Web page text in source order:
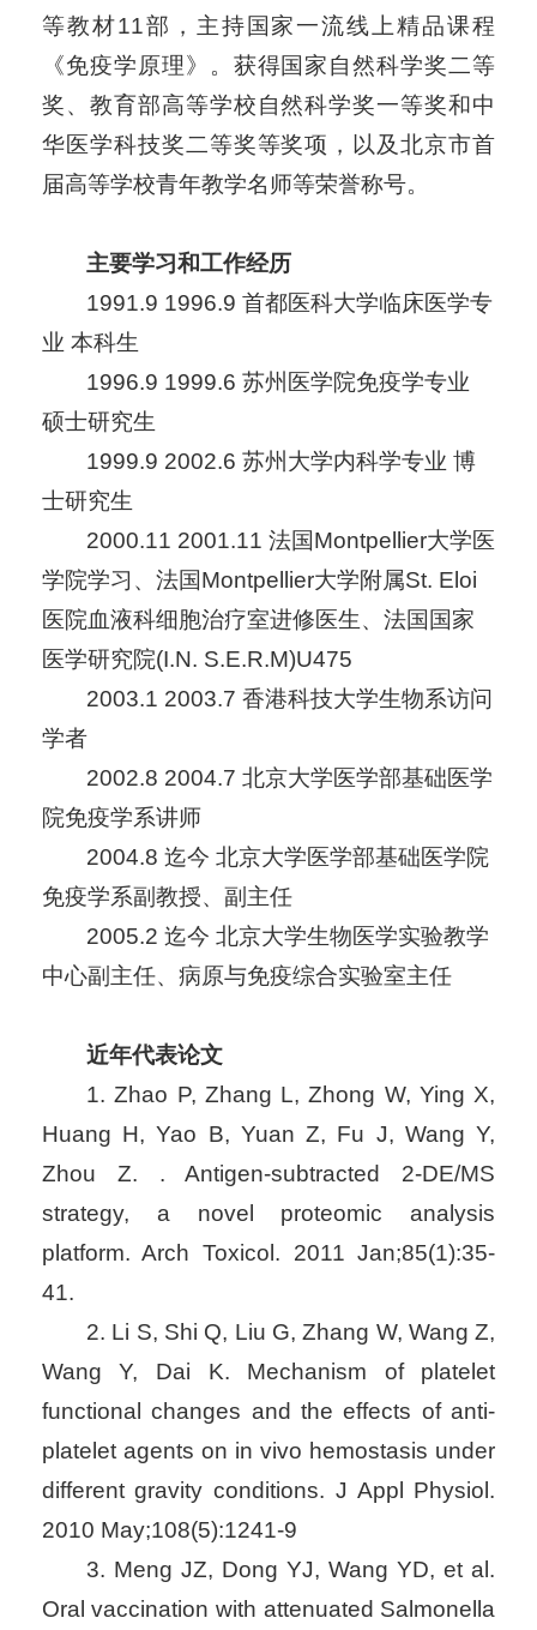
等教材11部，主持国家一流线上精品课程
《免疫学原理》。获得国家自然科学奖二等
奖、教育部高等学校自然科学奖一等奖和中
华医学科技奖二等奖等奖项，以及北京市首
届高等学校青年教学名师等荣誉称号。
主要学习和工作经历
1991.9 1996.9 首都医科大学临床医学专
业 本科生
1996.9 1999.6 苏州医学院免疫学专业
硕士研究生
1999.9 2002.6 苏州大学内科学专业 博
士研究生
2000.11 2001.11 法国Montpellier大学医
学院学习、法国Montpellier大学附属St. Eloi
医院血液科细胞治疗室进修医生、法国国家
医学研究院(I.N. S.E.R.M)U475
2003.1 2003.7 香港科技大学生物系访问
学者
2002.8 2004.7 北京大学医学部基础医学
院免疫学系讲师
2004.8 迄今 北京大学医学部基础医学院
免疫学系副教授、副主任
2005.2 迄今 北京大学生物医学实验教学
中心副主任、病原与免疫综合实验室主任
近年代表论文
1. Zhao P, Zhang L, Zhong W, Ying X,
Huang H, Yao B, Yuan Z, Fu J, Wang Y,
Zhou Z. . Antigen-subtracted 2-DE/MS
strategy, a novel proteomic analysis
platform. Arch Toxicol. 2011 Jan;85(1):35-
41.
2. Li S, Shi Q, Liu G, Zhang W, Wang Z,
Wang Y, Dai K. Mechanism of platelet
functional changes and the effects of anti-
platelet agents on in vivo hemostasis under
different gravity conditions. J Appl Physiol.
2010 May;108(5):1241-9
3. Meng JZ, Dong YJ, Wang YD, et al.
Oral vaccination with attenuated Salmonella